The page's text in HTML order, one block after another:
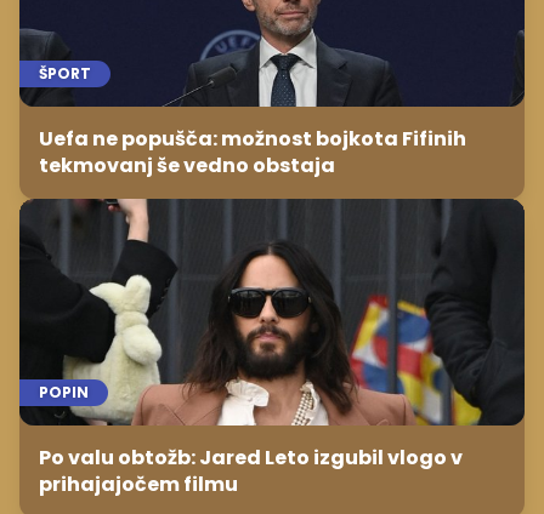
ŠPORT
Uefa ne popušča: možnost bojkota Fifinih
tekmovanj še vedno obstaja
POPIN
Po valu obtožb: Jared Leto izgubil vlogo v
prihajajočem filmu